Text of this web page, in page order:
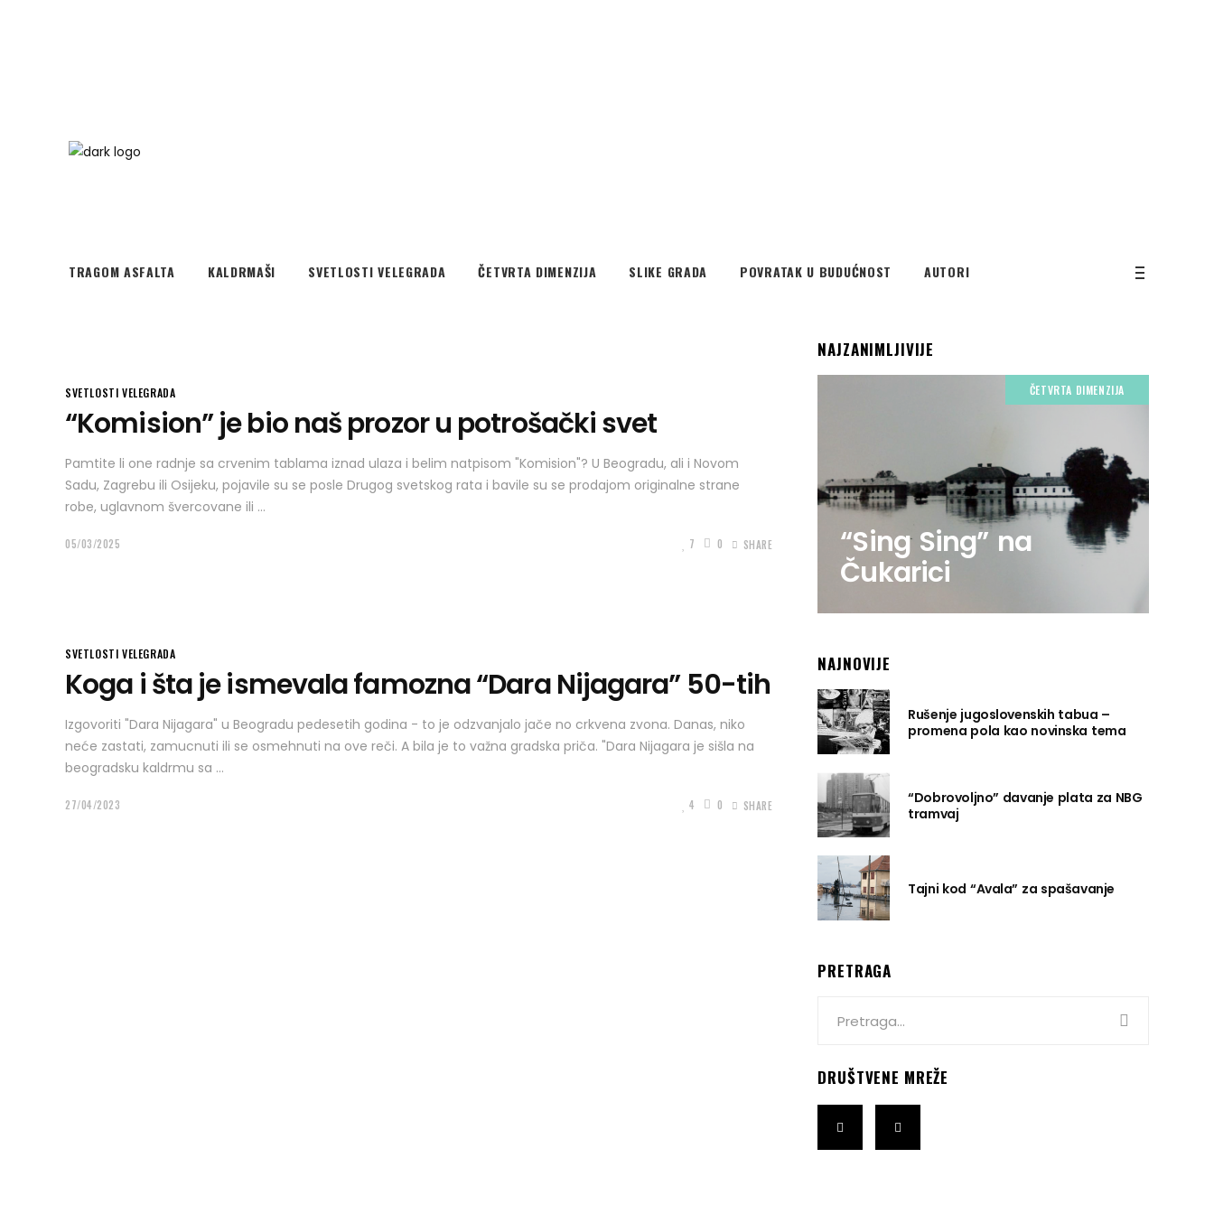
TRAGOM ASFALTA KALDRMAŠI SVETLOSTI VELEGRADA ČETVRTA DIMENZIJA SLIKE GRADA POVRATAK U BUDUĆNOST AUTORI
SVETLOSTI VELEGRADA
“Komision” je bio naš prozor u potrošački svet
Pamtite li one radnje sa crvenim tablama iznad ulaza i belim natpisom "Komision"? U Beogradu, ali i Novom
Sadu, Zagrebu ili Osijeku, pojavile su se posle Drugog svetskog rata i bavile su se prodajom originalne strane
robe, uglavnom švercovane ili
05/03/2025 7 0 SHARE
SVETLOSTI VELEGRADA
Koga i šta je ismevala famozna “Dara Nijagara” 50-tih
Izgovoriti "Dara Nijagara" u Beogradu pedesetih godina - to je odzvanjalo jače no crkvena zvona. Danas, niko
neće zastati, zamucnuti ili se osmehnuti na ove reči. A bila je to važna gradska priča. "Dara Nijagara je sišla na
beogradsku kaldrmu sa
27/04/2023 4 0 SHARE
NAJZANIMLJIVIJE
ČETVRTA DIMENZIJA
“Sing Sing” na
Čukarici
NAJNOVIJE
Rušenje jugoslovenskih tabua –
promena pola kao novinska tema
“Dobrovoljno” davanje plata za NBG
tramvaj
Tajni kod “Avala” za spašavanje
PRETRAGA
for:
DRUŠTVENE MREŽE